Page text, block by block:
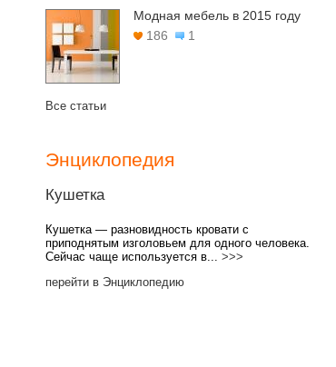
Модная мебель в 2015 году
186
1
Все статьи
Энциклопедия
Кушетка
Кушетка — разновидность кровати с
приподнятым изголовьем для одного человека.
Сейчас чаще используется в...
>>>
перейти в Энциклопедию